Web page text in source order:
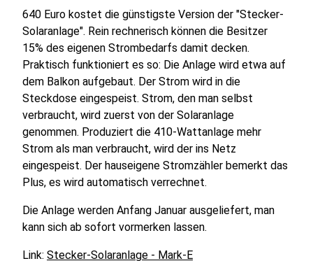
640 Euro kostet die günstigste Version der "Stecker-
Solaranlage". Rein rechnerisch können die Besitzer
15% des eigenen Strombedarfs damit decken.
Praktisch funktioniert es so: Die Anlage wird etwa auf
dem Balkon aufgebaut. Der Strom wird in die
Steckdose eingespeist. Strom, den man selbst
verbraucht, wird zuerst von der Solaranlage
genommen. Produziert die 410-Wattanlage mehr
Strom als man verbraucht, wird der ins Netz
eingespeist. Der hauseigene Stromzähler bemerkt das
Plus, es wird automatisch verrechnet.
Die Anlage werden Anfang Januar ausgeliefert, man
kann sich ab sofort vormerken lassen.
Link: Stecker-Solaranlage - Mark-E